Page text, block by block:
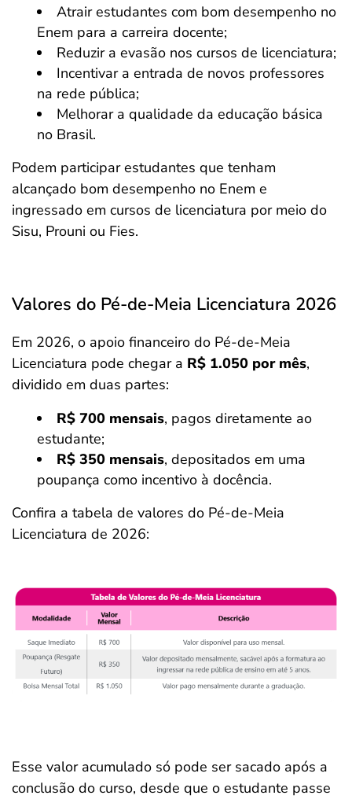
Atrair estudantes com bom desempenho no
Enem para a carreira docente;
Reduzir a evasão nos cursos de licenciatura;
Incentivar a entrada de novos professores
na rede pública;
Melhorar a qualidade da educação básica
no Brasil.
Podem participar estudantes que tenham
alcançado bom desempenho no Enem e
ingressado em cursos de licenciatura por meio do
Sisu, Prouni ou Fies.
Valores do Pé-de-Meia Licenciatura 2026
Em 2026, o apoio financeiro do Pé-de-Meia
Licenciatura pode chegar a R$ 1.050 por mês,
dividido em duas partes:
R$ 700 mensais, pagos diretamente ao
estudante;
R$ 350 mensais, depositados em uma
poupança como incentivo à docência.
Confira a tabela de valores do Pé-de-Meia
Licenciatura de 2026:
Esse valor acumulado só pode ser sacado após a
conclusão do curso, desde que o estudante passe